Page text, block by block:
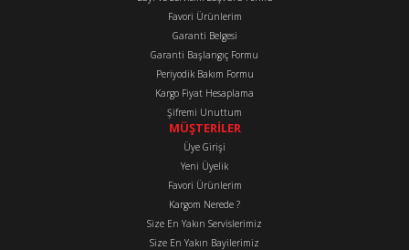
Gönder
Favori Ürünlerim
Garanti Belgesi
Garanti Başlangıç Formu
Periyodik Bakım Formu
Kargo Fiyat Hesaplama
Şifremi Unuttum
MÜŞTERİLER
Üye Girişi
Yeni Üyelik
Favori Ürünlerim
Kargom Nerede ?
Size En Yakın Servislerimiz
Size En Yakın Bayilerimiz